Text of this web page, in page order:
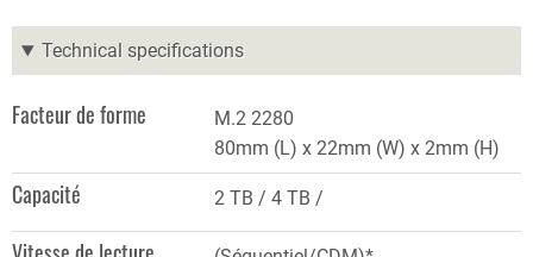
Technical specifications
Facteur de forme
M.2 2280
80mm (L) x 22mm (W) x 2mm (H)
Capacité 2 TB 4 TB